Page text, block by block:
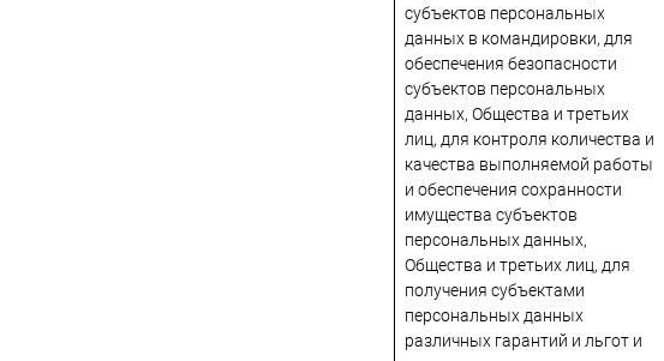
субъектов персональных
данных в командировки, для
обеспечения безопасности
субъектов персональных
данных, Общества и третьих
лиц, для контроля количества и
качества выполняемой работы
и обеспечения сохранности
имущества субъектов
персональных данных,
Общества и третьих лиц, для
получения субъектами
персональных данных
различных гарантий и льгот и